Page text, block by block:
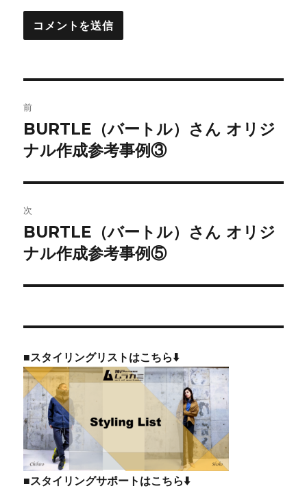
稿
ナ
ビ
ゲ
ー
シ
ン
前
前
の
稿:
BURTLE（バートル）さん オリジ
ナル作成参考事例③
次
次
の
稿:
BURTLE（バートル）さん オリジ
ナル作成参考事例⑤
■スタイリングリストはこちら⬇️
■スタイリングサポートはこちら⬇️